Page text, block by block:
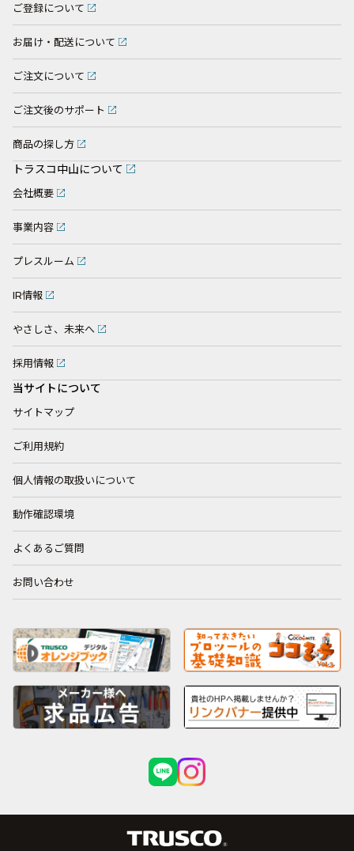
ご登録について
お届け・配送について
ご注文について
ご注文後のサポート
商品の探し方
トラスコ中山について
会社概要
事業内容
プレスルーム
IR情報
やさしさ、未来へ
採用情報
当サイトについて
サイトマップ
ご利用規約
個人情報の取扱いについて
動作確認環境
よくあるご質問
お問い合わせ